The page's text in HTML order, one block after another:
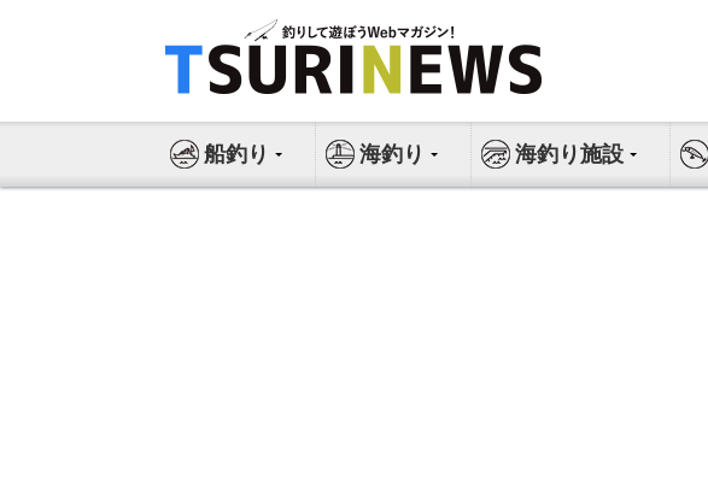
ス
船釣り 海釣り 海釣り施設